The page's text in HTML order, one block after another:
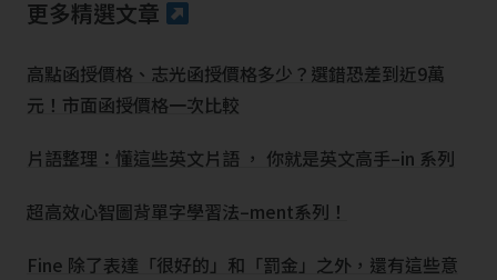
更多精選文章
高點函授價格、志光函授價格多少？選錯恐差到近9萬
元！市面函授價格一次比較
片語整理：懂這些英文片語 ， 你就是英文高手–in 系列
超高效心智圖背單字學習法–ment系列！
Fine 除了表達「很好的」和「罰金」之外，還有這些意